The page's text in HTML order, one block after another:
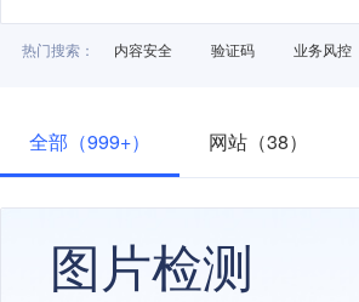
热门搜索： 内容安全 验证码 业务风控
全部（999+） 网站（38）
图片检测